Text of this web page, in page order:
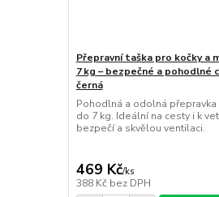
Přepravní taška pro kočky a
7 kg – bezpečné a pohodlné
černá
Pohodlná a odolná přepravka
do 7 kg. Ideální na cesty i k
bezpečí a skvělou ventilaci.
469 Kč/ks
388 Kč bez DPH